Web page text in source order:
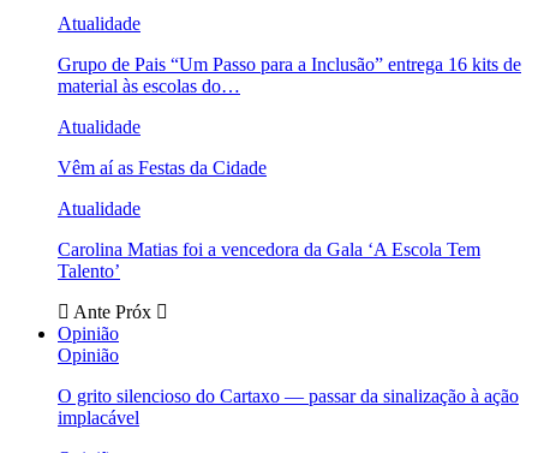
Atualidade
Grupo de Pais “Um Passo para a Inclusão” entrega 16 kits de
material às escolas do…
Atualidade
Vêm aí as Festas da Cidade
Atualidade
Carolina Matias foi a vencedora da Gala ‘A Escola Tem
Talento’
Ante Próx
Opinião
Opinião
O grito silencioso do Cartaxo — passar da sinalização à ação
implacável